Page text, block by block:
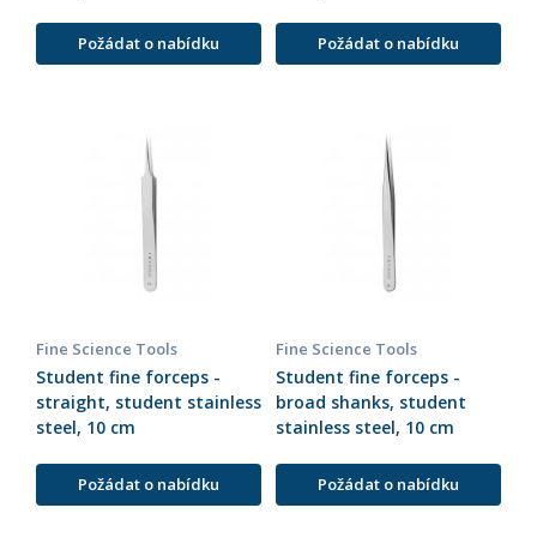
Požádat o nabídku Požádat o nabídku
Fine Science Tools
Student fine forceps -
straight, student stainless
steel, 10 cm
Požádat o nabídku
Fine Science Tools
Student fine forceps -
broad shanks, student
stainless steel, 10 cm
Požádat o nabídku